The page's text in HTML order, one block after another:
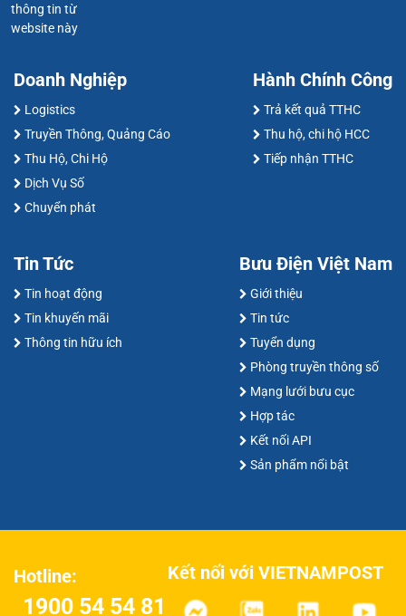
thông tin từ
website này
Doanh Nghiệp
Logistics
Truyền Thông, Quảng Cáo
Thu Hộ, Chi Hộ
Dịch Vụ Số
Chuyển phát
Hành Chính Công
Trả kết quả TTHC
Thu hộ, chi hộ HCC
Tiếp nhận TTHC
Tin Tức
Tin hoạt động
Tin khuyến mãi
Thông tin hữu ích
Bưu Điện Việt Nam
Giới thiệu
Tin tức
Tuyển dụng
Phòng truyền thông số
Mạng lưới bưu cục
Hợp tác
Kết nối API
Sản phẩm nổi bật
Hotline:
1900 54 54 81
Kết nối với VIETNAMPOST